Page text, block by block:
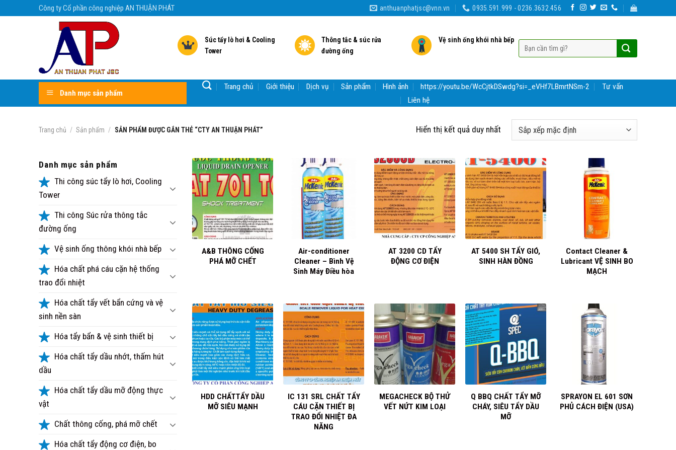
Công ty Cổ phần công nghiệp AN THUẬN PHÁT anthuanphatjsc@vnn.vn 0935.591.999 - 0236.3632.456
Súc tẩy lò hơi & Cooling
Tower
Thông tắc & súc rửa
đường ống
Vệ sinh ống khói nhà bếp
Danh mục sản phẩm
Trang chủ Giới thiệu Dịch vụ Sản phẩm Hình ảnh https://youtu.be/WcCjtkDSwdg?si=_eVHf7LBmrtNSm-2
Tư vấn
Liên hệ
Trang chủ / Sản phẩm / SẢN PHẨM ĐƯỢC GẮN THẺ “CTY AN THUẬN PHÁT” Hiển thị kết quả duy nhất
Danh mục sản phẩm
Thi công súc tẩy lò hơi, Cooling
Tower
Thi công Súc rửa thông tắc
đường ống
Vệ sinh ống thông khói nhà bếp
Hóa chất phá cáu cặn hệ thống
trao đổi nhiệt
Hóa chất tẩy vết bẩn cứng và vệ
sinh nền sàn
Hóa tẩy bẩn & vệ sinh thiết bị
Hóa chất tẩy dầu nhớt, thấm hút
dầu
Hóa chất tẩy dầu mỡ động thực
vật
Chất thông cống, phá mỡ chết
Hóa chất tẩy động cơ điện, bo
+
A&B THÔNG CỐNG
PHÁ MỠ CHẾT
Air-conditioner
Cleaner – Bình Vệ
Sinh Máy Điều hòa
+
AT 3200 CD TẨY
ĐỘNG CƠ ĐIỆN
+
AT 5400 SH TẨY GIÓ,
SINH HÀN ĐỒNG
Contact Cleaner &
Lubricant VỆ SINH BO
MẠCH
+
HDD CHẤTTẨY DẦU
MỠ SIÊU MẠNH
+
IC 131 SRL CHẤT TẨY
CÁU CẶN THIẾT BỊ
TRAO ĐỔI NHIỆT ĐA
NĂNG
+
MEGACHECK BỘ THỬ
VẾT NỨT KIM LOẠI
Q BBQ CHẤT TẨY MỠ
CHÁY, SIÊU TẨY DẦU
MỠ
SPRAYON EL 601 SƠN
PHỦ CÁCH ĐIỆN (USA)